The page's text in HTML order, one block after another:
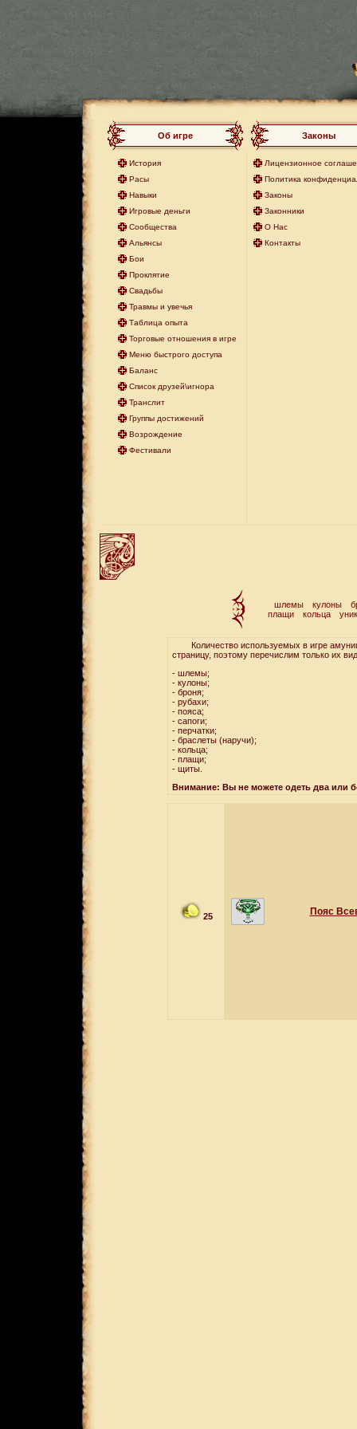
Об игре Законы
История
Расы
Навыки
Игровые деньги
Сообщества
Альянсы
Бои
Проклятие
Свадьбы
Травмы и увечья
Таблица опыта
Торговые отношения в игре
Меню быстрого доступа
Баланс
Список друзей\игнора
Транслит
Группы достижений
Возрождение
Фестивали
Лицензионное
Политика
Законы
Законники
О Нас
Контакты
шлемы кулоны
плащи
кольца
Количество используемых в игре
страницу, поэтому перечислим только их
- шлемы;
- кулоны;
- броня;
- рубахи;
- пояса;
- сапоги;
- перчатки;
- браслеты (наручи);
- кольца;
- плащи;
- щиты.
Внимание: Вы не можете одеть два или
25 Пояс